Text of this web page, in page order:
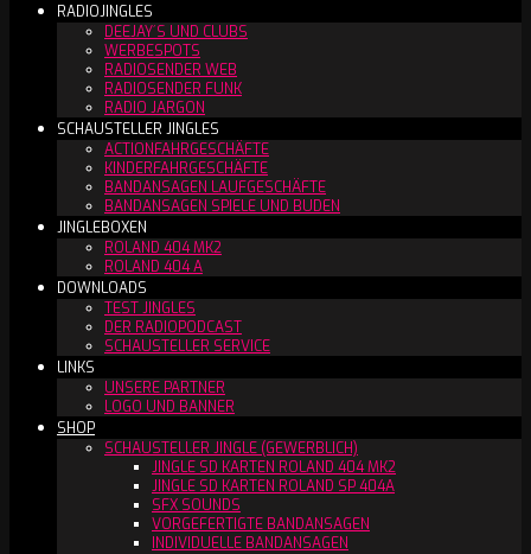
RADIOJINGLES
DEEJAY´S UND CLUBS
WERBESPOTS
RADIOSENDER WEB
RADIOSENDER FUNK
RADIO JARGON
SCHAUSTELLER JINGLES
ACTIONFAHRGESCHÄFTE
KINDERFAHRGESCHÄFTE
BANDANSAGEN LAUFGESCHÄFTE
BANDANSAGEN SPIELE UND BUDEN
JINGLEBOXEN
ROLAND 404 MK2
ROLAND 404 A
DOWNLOADS
TEST JINGLES
DER RADIOPODCAST
SCHAUSTELLER SERVICE
LINKS
UNSERE PARTNER
LOGO UND BANNER
SHOP
SCHAUSTELLER JINGLE (GEWERBLICH)
JINGLE SD KARTEN ROLAND 404 MK2
JINGLE SD KARTEN ROLAND SP 404A
SFX SOUNDS
VORGEFERTIGTE BANDANSAGEN
INDIVIDUELLE BANDANSAGEN